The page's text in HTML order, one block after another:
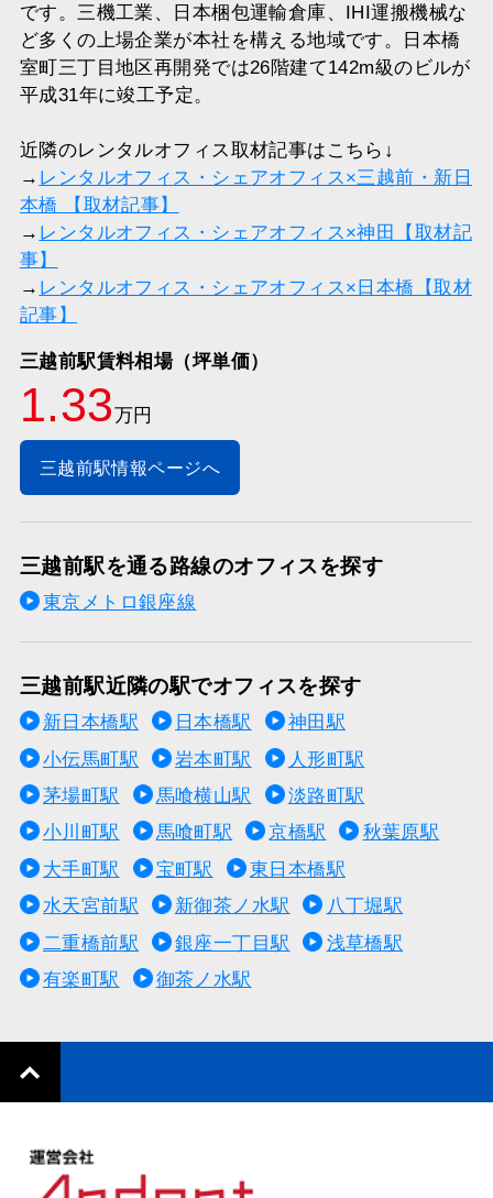
です。三機工業、日本梱包運輸倉庫、IHI運搬機械な
ど多くの上場企業が本社を構える地域です。日本橋
室町三丁目地区再開発では26階建て142m級のビルが
平成31年に竣工予定。
近隣のレンタルオフィス取材記事はこちら↓
→ レンタルオフィス・シェアオフィス×三越前・新日
本橋 【取材記事】
→ レンタルオフィス・シェアオフィス×神田【取材記
事】
→ レンタルオフィス・シェアオフィス×日本橋【取材
記事】
三越前駅賃料相場（坪単価）
1.33万円
三越前駅情報ページへ
三越前駅を通る路線のオフィスを探す
東京メトロ銀座線
三越前駅近隣の駅でオフィスを探す
新日本橋駅 日本橋駅
神田駅
小伝馬町駅
岩本町駅
人形町駅
茅場町駅
馬喰横山駅
淡路町駅
小川町駅
馬喰町駅 京橋駅
秋葉原駅
大手町駅
宝町駅
東日本橋駅
水天宮前駅
新御茶ノ水駅
八丁堀駅
二重橋前駅
銀座一丁目駅
浅草橋駅
有楽町駅
御茶ノ水駅